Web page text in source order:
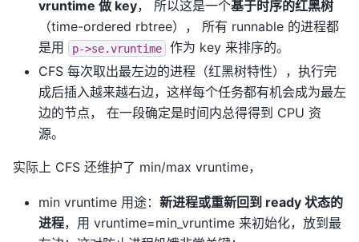
vruntime 做 key， 所以这是一个基于时序的红黑树
（time-ordered rbtree）， 所有 runnable 的进程都
是用
p->se.vruntime
作为 key 来排序的。
CFS 每次取出最左边的进程（红黑树特性），执行完
成后插入越来越右边，这样每个任务都有机会成为最左
边的节点， 在一段确定是时间内总得得到 CPU 资
源。
实际上 CFS 还维护了 min/max vruntime，
min vruntime 用途： 新进程或重新回到 ready 状态的
进程，用 vruntime=min_vruntime 来初始化，放到最